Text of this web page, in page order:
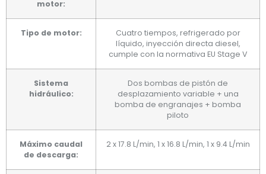
motor:
Tipo de motor:
Cuatro tiempos, refrigerado por
líquido, inyección directa diesel,
cumple con la normativa EU Stage V
Sistema
hidráulico:
Dos bombas de pistón de
desplazamiento variable + una
bomba de engranajes + bomba
piloto
Máximo caudal
de descarga:
2 x 17.8 L/min, 1 x 16.8 L/min, 1 x 9.4 L/min